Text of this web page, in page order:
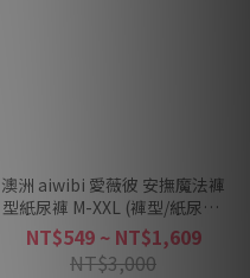
澳洲 aiwibi 愛薇彼 安撫魔法褲
型紙尿褲 M-XXL (褲型/紙尿褲/
尿布) -多款可選
NT$549 ~ NT$1,609
NT$3,000